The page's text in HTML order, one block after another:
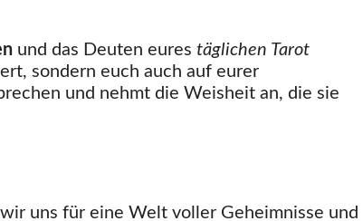
und das Deuten eures täglichen Tarot
sondern euch auch auf eurer
und nehmt die Weisheit an, die sie
uns für eine Welt voller Geheimnisse und